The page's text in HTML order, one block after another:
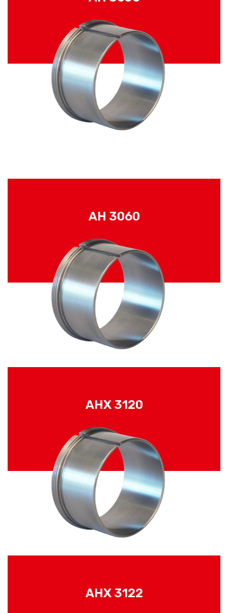
AH 3060
AHX 3120
AHX 3122